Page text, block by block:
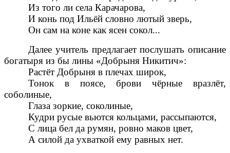
Из того ли села Карачарова,
И конь под Ильёй словно лютый зверь,
Он сам на коне как ясен сокол...
Далее учитель предлагает послушать описание
богатыря из бы лины «Добрыня Никитич»:
Растёт Добрыня в плечах широк,
Тонок в поясе, брови чёрные вразлёт,
соболиные,
Глаза зоркие, соколиные,
Кудри русые вьются кольцами, рассыпаются,
С лица бел да румян, ровно маков цвет,
А силой да ухваткой ему равных нет.